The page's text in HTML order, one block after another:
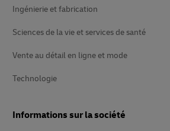
Ingénierie et fabrication
Sciences de la vie et services de santé
Vente au détail en ligne et mode
Technologie
Informations sur la société